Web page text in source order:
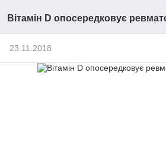
Вітамін D опосередковує
23.11.2018